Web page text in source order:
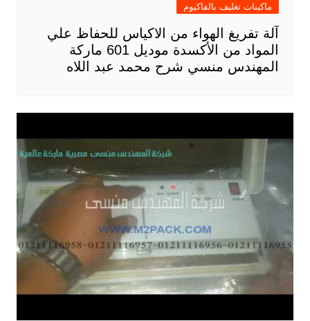
ماكينات تغليف بالفاكيوم
آلة تفريغ الهواء من الاكياس للحفاظ علي
المواد من الأكسدة موديل 601 ماركة
المهندس منسي شرح محمد عبد اللاه